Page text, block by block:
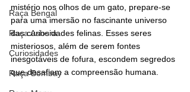
Raça Bengal
Raça Ashera
Curiosidades
Raça Bombay
mistério nos olhos de um gato, prepare-se
para uma imersão no fascinante universo
das curiosidades felinas. Esses seres
misteriosos, além de serem fontes
inesgotáveis de fofura, escondem segredos
que desafiam a compreensão humana.